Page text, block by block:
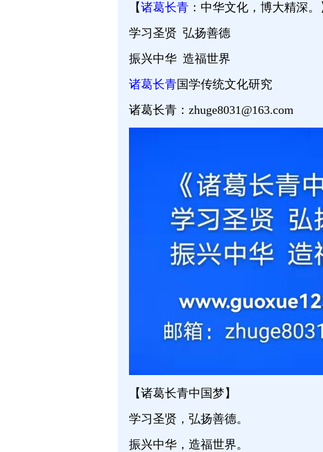
【诸葛长青 ：中华文化，博大精深。
学习圣贤 弘扬善德
振兴中华 造福世界
诸葛长青国学传统文化研究
诸葛长青：zhuge8031@163.com
【诸葛长青中国梦】
学习圣贤，弘扬善德。
振兴中华，造福世界。